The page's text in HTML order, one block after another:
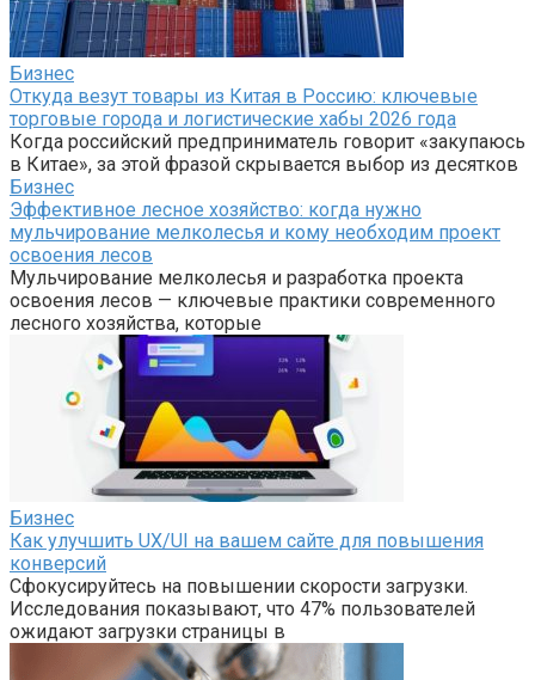
Бизнес
Откуда везут товары из Китая в Россию: ключевые
торговые города и логистические хабы 2026 года
Когда российский предприниматель говорит «закупаюсь
в Китае», за этой фразой скрывается выбор из десятков
Бизнес
Эффективное лесное хозяйство: когда нужно
мульчирование мелколесья и кому необходим проект
освоения лесов
Мульчирование мелколесья и разработка проекта
освоения лесов — ключевые практики современного
лесного хозяйства, которые
Бизнес
Как улучшить UX/UI на вашем сайте для повышения
конверсий
Сфокусируйтесь на повышении скорости загрузки.
Исследования показывают, что 47% пользователей
ожидают загрузки страницы в